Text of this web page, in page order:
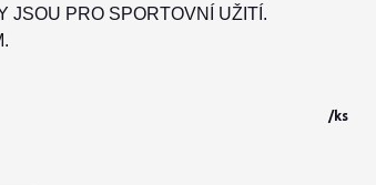
/ks
JSOU PRO SPORTOVNÍ UŽITÍ.